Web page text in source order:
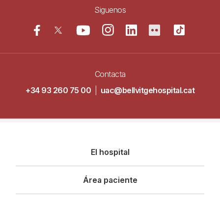
Siguenos
Contacta
+34 93 260 75 00
uac@bellvitgehospital.cat
principal
El hospital
Área paciente